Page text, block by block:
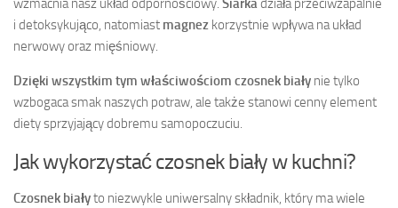
wzmacnia nasz układ odpornościowy. Siarkadziała przeciwzapalnie
i detoksykująco, natomiast magnez korzystnie wpływa na układ
nerwowy oraz mięśniowy.
Dzięki wszystkim tym właściwościom czosnek biały nie tylko
wzbogaca smak naszych potraw, ale także stanowi cenny element
diety sprzyjający dobremu samopoczuciu.
Jak wykorzystać czosnek biały w kuchni?
Czosnek białyto niezwykle uniwersalny składnik, który ma wiele